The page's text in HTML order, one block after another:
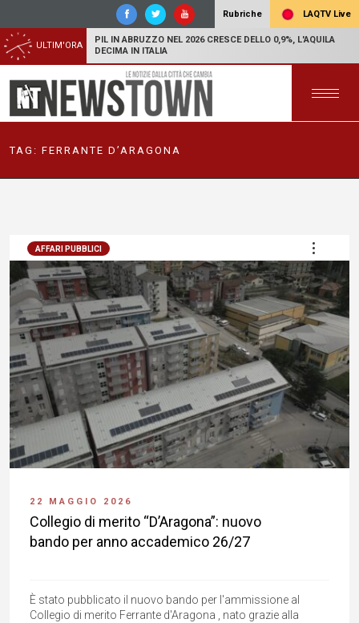
Rubriche LAQTV Live
ULTIM'ORA
PIL IN ABRUZZO NEL 2026 CRESCE DELLO 0,9%, L'AQUILA
DECIMA IN ITALIA
TAG: FERRANTE D’ARAGONA
AFFARI PUBBLICI
22 MAGGIO 2026
Collegio di merito “D’Aragona”: nuovo
bando per anno accademico 26/27
È stato pubblicato il nuovo bando per l'ammissione al
Collegio di merito Ferrante d'Aragona , nato grazie alla